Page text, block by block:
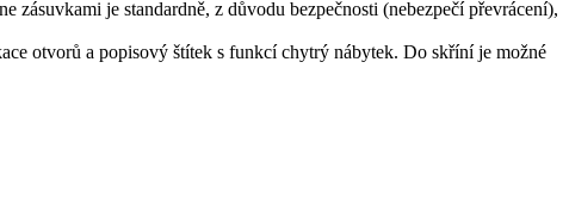
je standardně, z důvodu bezpečnosti (nebezpečí převrácení),
otvorů a popisový štítek s funkcí chytrý nábytek. Do skříní je možné